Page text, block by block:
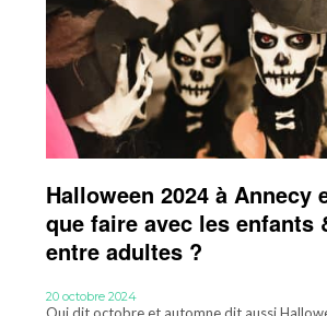
Halloween 2024 à Annecy
que faire avec les enfants
entre adultes ?
20 octobre 2024